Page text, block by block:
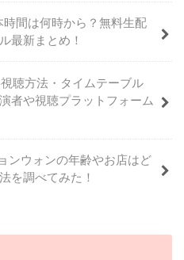
時間は何時から？無料生配
最新まとめ！
聴方法・タイムテーブル
者や視聴プラットフォーム
ンウォンの年齢やお店はど
を調べてみた！